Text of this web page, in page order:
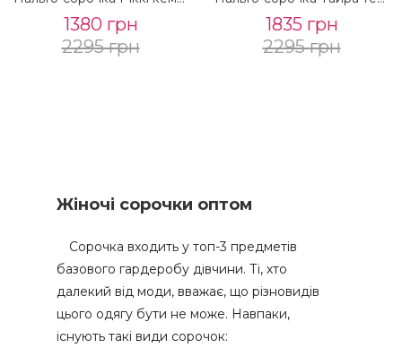
1380 грн
2295 грн
1835 грн
2295 грн
Жіночі сорочки оптом
Сорочка входить у топ-3 предметів
базового гардеробу дівчини. Ті, хто
далекий від моди, вважає, що різновидів
цього одягу бути не може. Навпаки,
існують такі види сорочок: